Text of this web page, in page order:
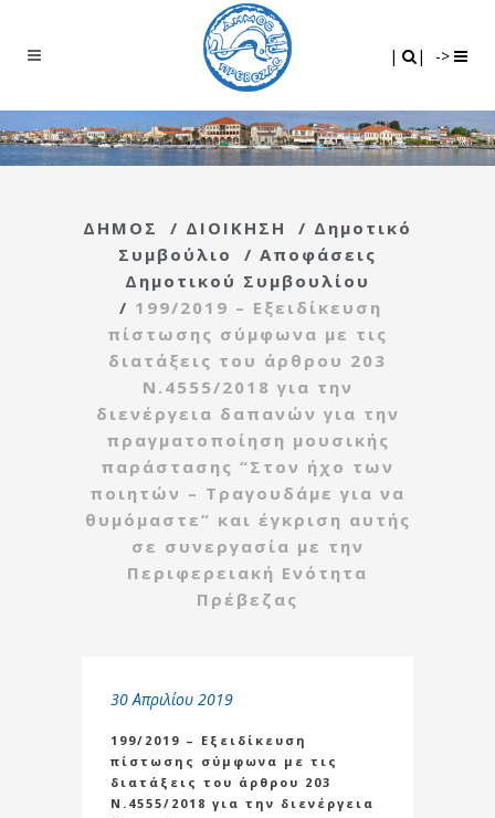
| | ->
ΔΗΜΟΣ / ΔΙΟΙΚΗΣΗ / Δημοτικό
Συμβούλιο
/ Αποφάσεις
Δημοτικού Συμβουλίου
/ 199/2019 – Εξειδίκευση
πίστωσης σύμφωνα με τις
διατάξεις του άρθρου 203
Ν.4555/2018 για την
διενέργεια δαπανών για την
πραγματοποίηση μουσικής
παράστασης “Στον ήχο των
ποιητών – Τραγουδάμε για να
θυμόμαστε” και έγκριση αυτής
σε συνεργασία με την
Περιφερειακή Ενότητα
Πρέβεζας
30 Απριλίου 2019
199/2019 – Εξειδίκευση
πίστωσης σύμφωνα με τις
διατάξεις του άρθρου 203
Ν.4555/2018 για την διενέργεια